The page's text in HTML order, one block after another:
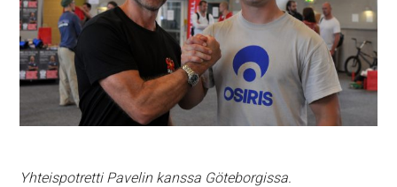
Yhteispotretti Pavelin kanssa Göteborgissa.